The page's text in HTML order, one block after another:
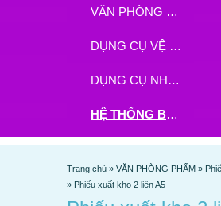
VĂN PHÒNG PHẨM
DỤNG CỤ VỆ SINH
DỤNG CỤ NHÀ BẾP
HỆ THỐNG BHX - TGDĐ ĐẶT HÀNG TẠI ĐÂY
Trang chủ » VĂN PHÒNG PHẨM »
» Phiếu xuất kho 2 liên A5